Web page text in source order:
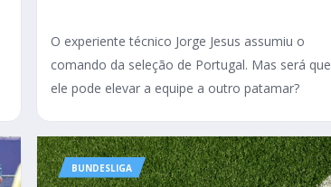
O experiente técnico Jorge Jesus assumiu o
comando da seleção de Portugal. Mas será que
ele pode elevar a equipe a outro patamar?
BUNDESLIGA